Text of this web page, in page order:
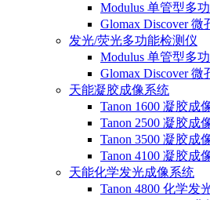
Modulus 单管型多
Glomax Discover
发光/荧光多功能检测仪
Modulus 单管型多
Glomax Discover
天能凝胶成像系统
Tanon 1600 凝胶成
Tanon 2500 凝胶成
Tanon 3500 凝胶成
Tanon 4100 凝胶成
天能化学发光成像系统
Tanon 4800 化学发